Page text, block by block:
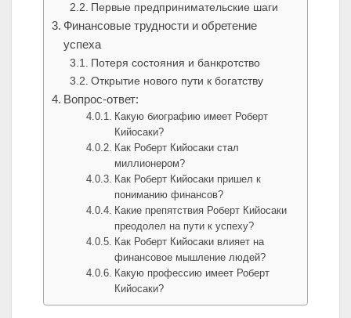
Первые предпринимательские шаги
Финансовые трудности и обретение
успеха
Потеря состояния и банкротство
Открытие нового пути к богатству
Вопрос-ответ:
Какую биографию имеет Роберт
Кийосаки?
Как Роберт Кийосаки стал
миллионером?
Как Роберт Кийосаки пришел к
пониманию финансов?
Какие препятствия Роберт Кийосаки
преодолел на пути к успеху?
Как Роберт Кийосаки влияет на
финансовое мышление людей?
Какую профессию имеет Роберт
Кийосаки?